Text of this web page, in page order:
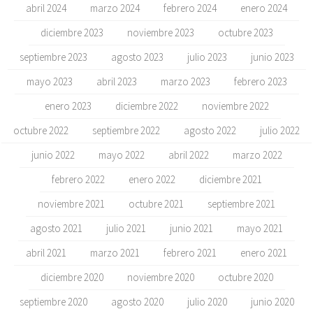
abril 2024
marzo 2024 febrero 2024
enero 2024
diciembre 2023
noviembre 2023
octubre 2023
septiembre 2023
agosto 2023 julio 2023
junio 2023
mayo 2023
abril 2023 marzo 2023
febrero 2023
enero 2023
diciembre 2022
noviembre 2022
octubre 2022
septiembre 2022 agosto 2022
julio 2022
junio 2022
mayo 2022 abril 2022
marzo 2022
febrero 2022
enero 2022
diciembre 2021
noviembre 2021
octubre 2021
septiembre 2021
agosto 2021
julio 2021 junio 2021
mayo 2021
abril 2021
marzo 2021 febrero 2021
enero 2021
diciembre 2020
noviembre 2020
octubre 2020
septiembre 2020
agosto 2020 julio 2020
junio 2020